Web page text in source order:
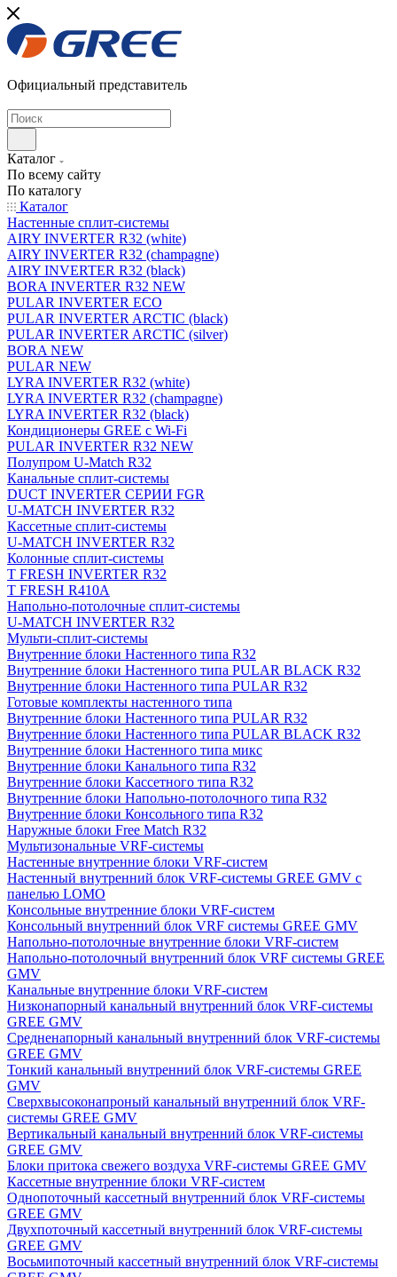
Официальный представитель
Каталог
По всему сайту
По каталогу
Каталог
Настенные сплит-системы
AIRY INVERTER R32 (white)
AIRY INVERTER R32 (champagne)
AIRY INVERTER R32 (black)
BORA INVERTER R32 NEW
PULAR INVERTER ECO
PULAR INVERTER ARCTIC (black)
PULAR INVERTER ARCTIC (silver)
BORA NEW
PULAR NEW
LYRA INVERTER R32 (white)
LYRA INVERTER R32 (champagne)
LYRA INVERTER R32 (black)
Кондиционеры GREE с Wi-Fi
PULAR INVERTER R32 NEW
Полупром U-Match R32
Канальные сплит-системы
DUCT INVERTER СЕРИИ FGR
U-MATCH INVERTER R32
Кассетные сплит-системы
U-MATCH INVERTER R32
Колонные сплит-системы
T FRESH INVERTER R32
T FRESH R410A
Напольно-потолочные сплит-системы
U-MATCH INVERTER R32
Мульти-сплит-системы
Внутренние блоки Настенного типа R32
Внутренние блоки Настенного типа PULAR BLACK R32
Внутренние блоки Настенного типа PULAR R32
Готовые комплекты настенного типа
Внутренние блоки Настенного типа PULAR R32
Внутренние блоки Настенного типа PULAR BLACK R32
Внутренние блоки Настенного типа микс
Внутренние блоки Канального типа R32
Внутренние блоки Кассетного типа R32
Внутренние блоки Напольно-потолочного типа R32
Внутренние блоки Консольного типа R32
Наружные блоки Free Match R32
Мультизональные VRF-системы
Настенные внутренние блоки VRF-систем
Настенный внутренний блок VRF-системы GREE GMV с
панелью LOMO
Консольные внутренние блоки VRF-систем
Консольный внутренний блок VRF системы GREE GMV
Напольно-потолочные внутренние блоки VRF-систем
Напольно-потолочный внутренний блок VRF системы GREE
GMV
Канальные внутренние блоки VRF-систем
Низконапорный канальный внутренний блок VRF-системы
GREE GMV
Средненапорный канальный внутренний блок VRF-системы
GREE GMV
Тонкий канальный внутренний блок VRF-системы GREE
GMV
Сверхвысоконапроный канальный внутренний блок VRF-
системы GREE GMV
Вертикальный канальный внутренний блок VRF-системы
GREE GMV
Блоки притока свежего воздуха VRF-системы GREE GMV
Кассетные внутренние блоки VRF-систем
Однопоточный кассетный внутренний блок VRF-системы
GREE GMV
Двухпоточный кассетный внутренний блок VRF-системы
GREE GMV
Восьмипоточный кассетный внутренний блок VRF-системы